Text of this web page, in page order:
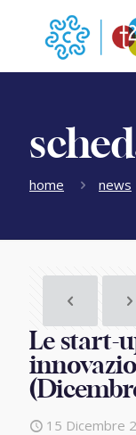
home news
Le start-
15 Dicembre